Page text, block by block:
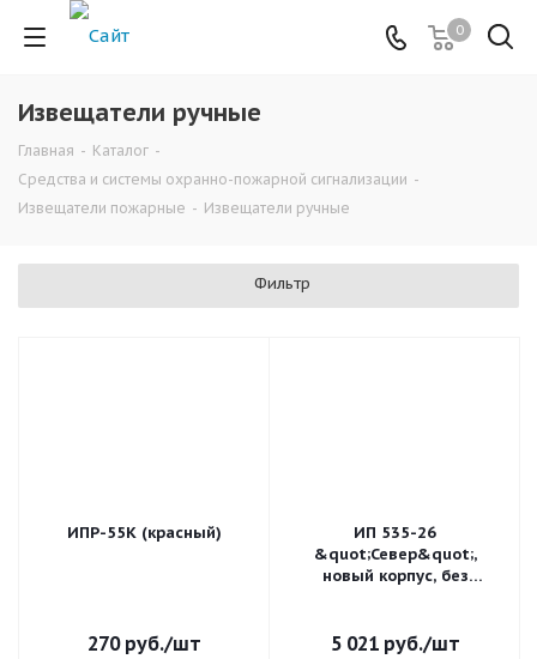
0
Извещатели ручные
Главная - Каталог -
Средства и системы охранно-пожарной сигнализации -
Извещатели пожарные - Извещатели ручные
Фильтр
ИПР-55К (красный)
270руб./шт
ИП 535-26
&quot;Север&quot;,
новый корпус, без
5 021руб./шт